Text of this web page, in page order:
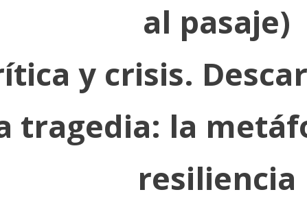
al pasaje)
y crisis.
tragedia: la
resiliencia